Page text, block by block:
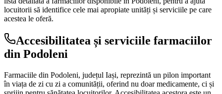
locuitorii să identifice cele mai apropiate unități și serviciile pe care
acestea le oferă.
Accesibilitatea și serviciile farmaciilor
din Podoleni
Farmaciile din Podoleni, județul Iași, reprezintă un pilon important
în viața de zi cu zi a comunității, oferind nu doar medicamente, ci și